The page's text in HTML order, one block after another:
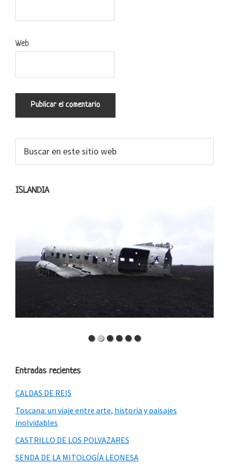
Web
Barra
lateral
este
web
ISLANDIA
Entradas recientes
CALDAS DE REIS
Toscana: un viaje entre arte, historia y paisajes
inolvidables
CASTRILLO DE LOS POLVAZARES
SENDA DE LA MITOLOGÍA LEONESA